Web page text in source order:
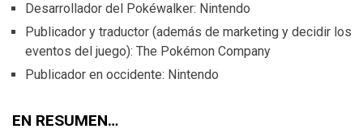
Desarrollador del Pokéwalker: Nintendo
Publicador y traductor (además de marketing y decidir los
eventos del juego): The Pokémon Company
Publicador en occidente: Nintendo
EN RESUMEN…